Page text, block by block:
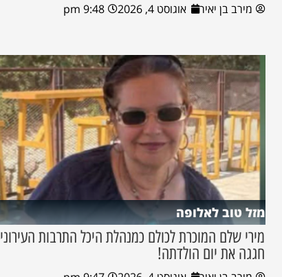
מירב בן יאיר אוגוסט 4, 2026 9:48 pm
מזל טוב לאלופה
מירי שלם המוכרת לכולם כמנהלת היכל התרבות
חגגה את יום הולדתה!